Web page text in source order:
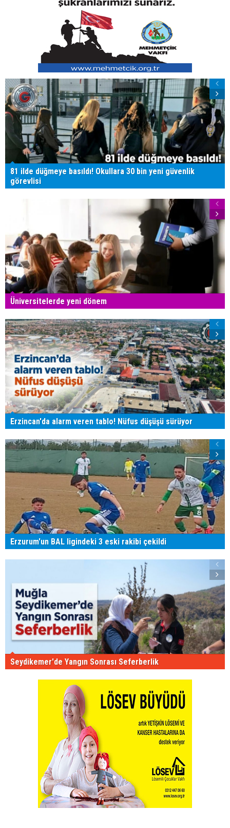
81 ilde düğmeye basıldı! Okullara 30 bin yeni güvenlik
görevlisi
Üniversitelerde yeni dönem
Erzincan'da alarm veren tablo! Nüfus düşüşü sürüyor
Erzurum'un BAL ligindeki 3 eski rakibi çekildi
Seydikemer'de Yangın Sonrası Seferberlik